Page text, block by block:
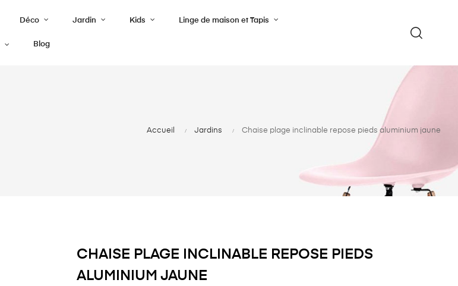
Déco Jardin Kids Linge de maison et Tapis
Blog
Accueil Jardins Chaise plage inclinable repose pieds aluminium jaune
CHAISE PLAGE INCLINABLE REPOSE PIEDS
ALUMINIUM JAUNE